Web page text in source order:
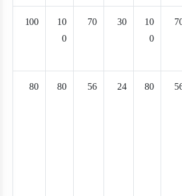
10
0
30
70
10
0
100
80
24
56
80
80